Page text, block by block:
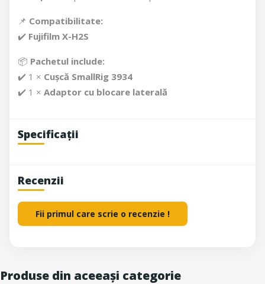
📌 Compatibilitate:
✔️ Fujifilm X-H2S
📦 Pachetul include:
✔️ 1 × Cușcă SmallRig 3934
✔️ 1 × Adaptor cu blocare laterală
Specificații
Recenzii
Fii primul care scrie o recenzie !
Produse din aceeași categorie